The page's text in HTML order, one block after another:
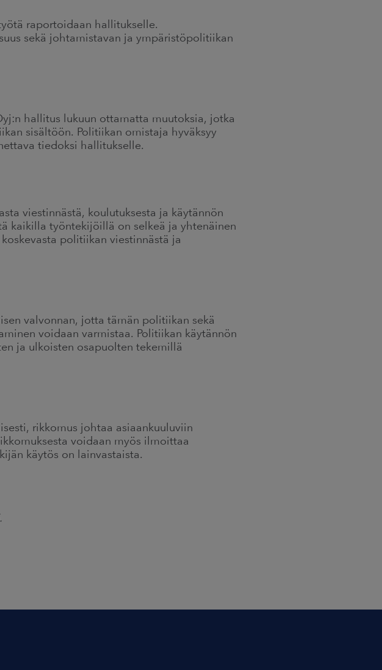
raportoidaan hallitukselle.
sekä johtamistavan ja ympäristöpolitiikan
hallitus lukuun ottamatta muutoksia, jotka
sisältöön. Politiikan omistaja hyväksyy
tiedoksi hallitukselle.
viestinnästä, koulutuksesta ja käytännön
kaikilla työntekijöillä on selkeä ja yhtenäinen
politiikan viestinnästä ja
valvonnan, jotta tämän politiikan sekä
voidaan varmistaa. Politiikan käytännön
ja ulkoisten osapuolten tekemillä
rikkomus johtaa asiaankuuluviin
voidaan myös ilmoittaa
käytös on lainvastaista.